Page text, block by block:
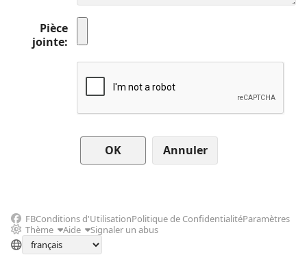
Pièce
jointe
Annuler
FBConditions d'UtilisationPolitique de ConfidentialitéParamètres
Thème
Aide Signaler un abus